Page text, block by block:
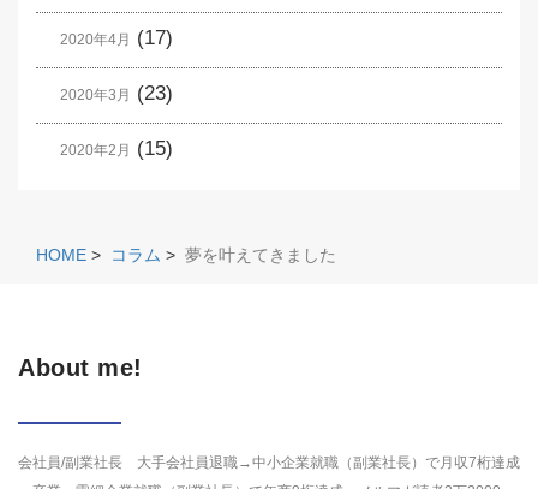
2020年4月 (17)
2020年3月 (23)
2020年2月 (15)
HOME > コラム > 夢を叶えてきました
About me!
会社員/副業社長 大手会社員退職→中小企業就職（副業社長）で月収7桁達成